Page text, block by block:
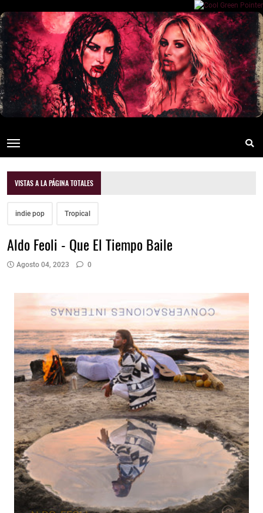
VISTAS A LA PÁGINA TOTALES
indie pop Tropical
Aldo Feoli - Que El Tiempo Baile
Agosto 04, 2023 0